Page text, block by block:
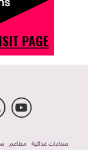
صناعات غذائية مطاعم